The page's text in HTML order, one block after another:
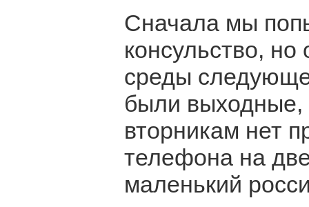
Сначала мы
консульство,
среды
были выходные,
вторникам нет
телефона на
маленький